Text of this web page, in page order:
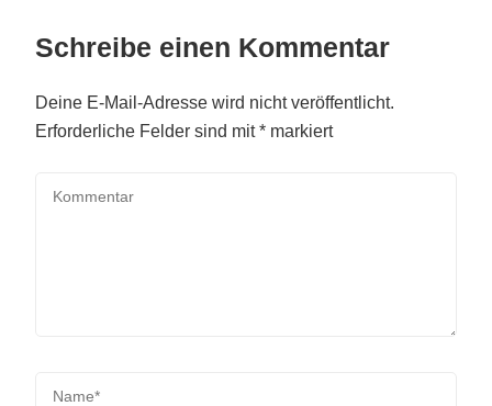
Schreibe einen Kommentar
Deine E-Mail-Adresse wird nicht veröffentlicht.
Erforderliche Felder sind mit* markiert